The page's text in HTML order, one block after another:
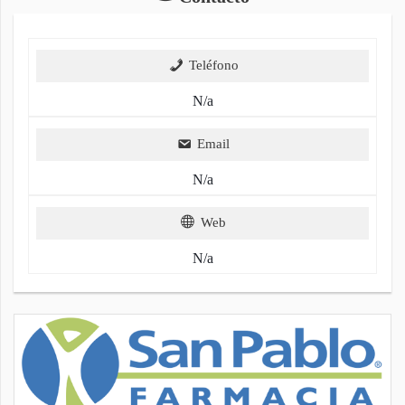
Teléfono
N/a
Email
N/a
Web
N/a